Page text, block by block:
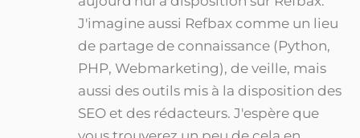
J'imagine aussi Refbax comme un lieu
de partage de connaissance (Python,
PHP, Webmarketing), de veille, mais
aussi des outils mis à la disposition des
SEO et des rédacteurs. J'espère que